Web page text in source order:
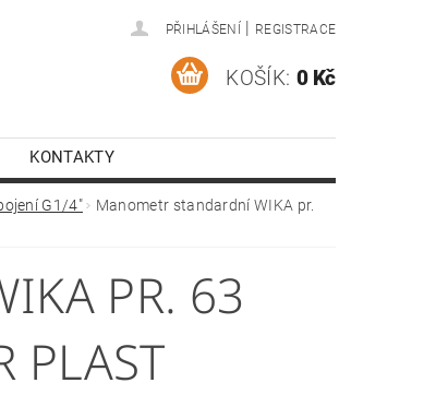
PŘIHLÁŠENÍ | REGISTRACE
KOŠÍK: 0 Kč
KONTAKTY
G1/4"
Manometr standardní WIKA pr.
PR. 63
PLAST